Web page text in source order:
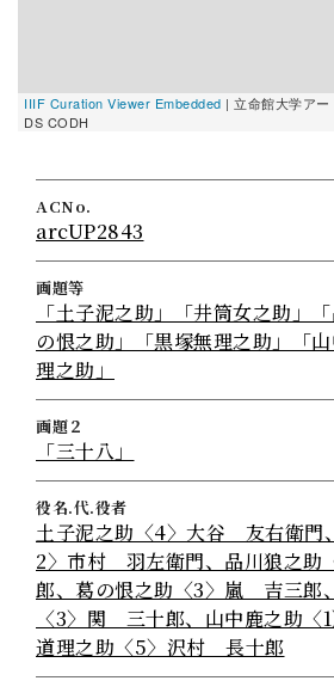
IIIF Curation Viewer Embedded | 立命館大学ア
DS CODH
ACNo.
arcUP2843
画題等
「土子泥之助」「井筒女之助」
の恨之助」「黒塚無理之助」「
理之助」
画題２
「三十八」
役名.代.役者
土子泥之助〈4〉大谷 友右衛門
2〉市村 羽左衛門、品川狼之
郎、葛の恨之助〈3〉嵐 吉三郎
〈3〉関 三十郎、山中鹿之助
道理之助〈5〉沢村 長十郎